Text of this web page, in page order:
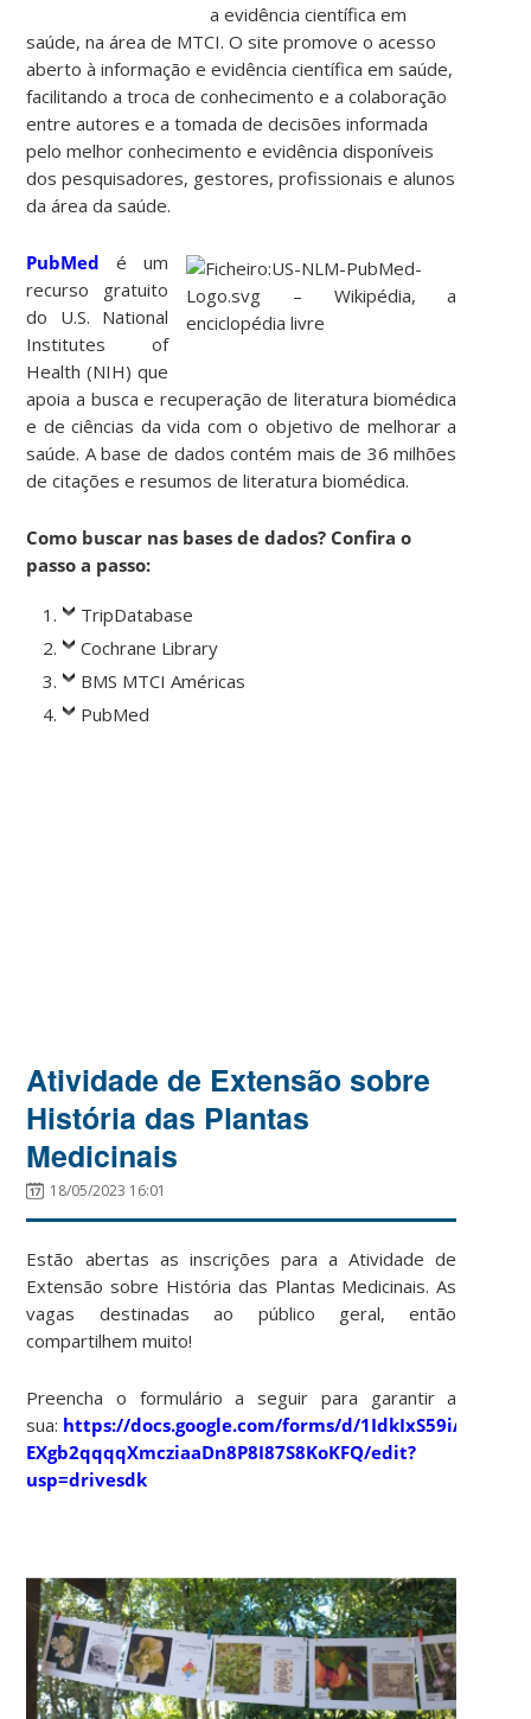
a evidência científica em
saúde, na área de MTCI. O site promove o acesso
aberto à informação e evidência científica em saúde,
facilitando a troca de conhecimento e a colaboração
entre autores e a tomada de decisões informada
pelo melhor conhecimento e evidência disponíveis
dos pesquisadores, gestores, profissionais e alunos
da área da saúde.
PubMed é um
recurso gratuito
do U.S. National
Institutes of
Health (NIH) que
apoia a busca e recuperação de literatura biomédica
e de ciências da vida com o objetivo de melhorar a
saúde. A base de dados contém mais de 36 milhões
de citações e resumos de literatura biomédica.
Como buscar nas bases de dados? Confira o
passo a passo:
TripDatabase
Cochrane Library
BMS MTCI Américas
PubMed
Atividade de Extensão sobre
História das Plantas
Medicinais
18/05/2023 16:01
Estão abertas as inscrições para a Atividade de
Extensão sobre História das Plantas Medicinais. As
vagas destinadas ao público geral, então
compartilhem muito!
Preencha o formulário a seguir para garantir a
sua: https://docs.google.com/forms/d/1IdkIxS59iAY-
EXgb2qqqqXmcziaaDn8P8I87S8KoKFQ/edit?
usp=drivesdk